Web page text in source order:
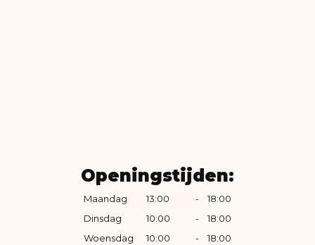
Openingstijden:
Maandag 13:00 -
18:00
Dinsdag
10:00 -
18:00
Woensdag
10:00 -
18:00